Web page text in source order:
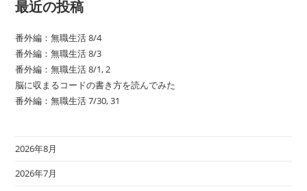
最近の投稿
番外編：無職生活 8/4
番外編：無職生活 8/3
番外編：無職生活 8/1, 2
脳に収まるコードの書き方を読んでみた
番外編：無職生活 7/30, 31
2026年8月
2026年7月